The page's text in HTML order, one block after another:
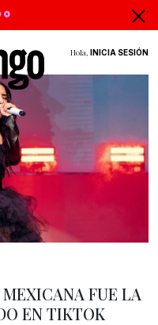
Hola, INICIA SESIÓN
FUE LA
EN TIKTOK